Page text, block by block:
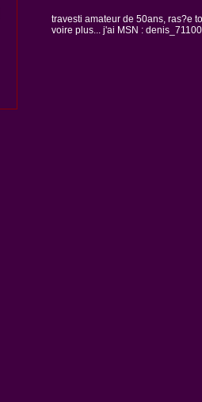
travesti amateur de 50ans, ras?e
voire plus... j'ai MSN :